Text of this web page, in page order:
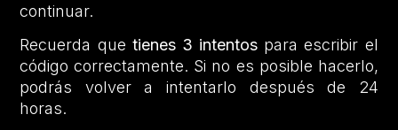
continuar.
Recuerda que tienes 3 intentos para escribir el
código correctamente. Si no es posible hacerlo,
podrás volver a intentarlo después de 24
horas.